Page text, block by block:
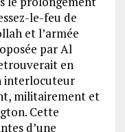
le-feu de
et l’armée
par Al
en
interlocuteur
militairement et
Cette
d’une